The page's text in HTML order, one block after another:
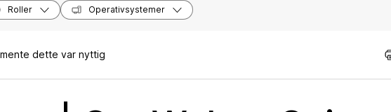
Roller Operativsystemer
dette var nyttig